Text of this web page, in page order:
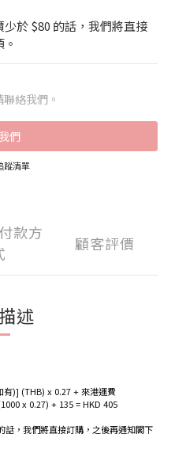
於 $80 的話，我們將直接
絡我們。
們
蹤清單
款方
顧客評價
述
)] (THB) x 0.27 + 來港運費
x 0.27) + 135 = HKD 405
話，我們將直接訂購，之後再通知閣下